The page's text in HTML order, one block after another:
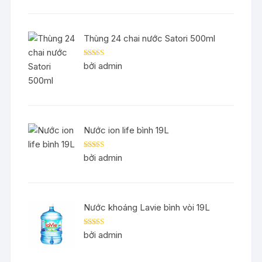
Thùng 24 chai nước Satori 500ml
Được xếp
hạng55 sao
bởi admin
Nước ion life bình 19L
Được xếp
hạng55 sao
bởi admin
Nước khoáng Lavie bình vòi 19L
Được xếp
hạng55 sao
bởi admin